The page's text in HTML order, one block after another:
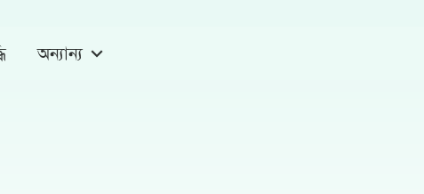
অন্যান্য